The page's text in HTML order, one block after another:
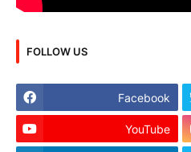
FOLLOW US
Facebook
YouTube